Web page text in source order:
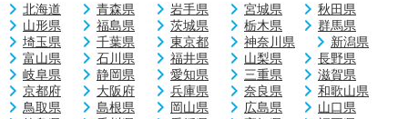
北海道 青森県 岩手県 宮城県
秋田県
山形県
福島県 茨城県 栃木県
群馬県
埼玉県
千葉県 東京都 神奈川県
新潟県
富山県
石川県 福井県 山梨県
長野県
岐阜県
静岡県 愛知県 三重県
滋賀県
京都府
大阪府 兵庫県 奈良県
和歌山県
鳥取県
島根県 岡山県 広島県
山口県